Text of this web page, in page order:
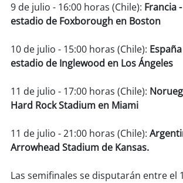
soycoronel
soy arauco
temuco
soyvaldivia
soyosorno
9 de julio - 16:00 horas (Chile): Francia
estadio de Foxborough en Boston
10 de julio - 15:00 horas (Chile):
estadio de Inglewood en Los Ángeles
11 de julio - 17:00 horas (Chile):
Hard Rock Stadium en Miami
11 de julio - 21:00 horas (Chile):
Arrowhead Stadium de Kansas.
Las semifinales se disputarán entre el